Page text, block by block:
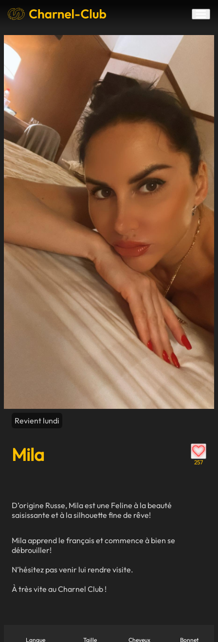
Mila 257
Revient lundi
D’origine Russe, Mila est une Feline à la beauté
saisissante et à la silhouette fine de rêve!
Mila apprend le français et commence à bien se
débrouiller!
N’hésitez pas venir lui rendre visite.
À très vite au Charnel Club !
Langue Taille Cheveux Bonnet